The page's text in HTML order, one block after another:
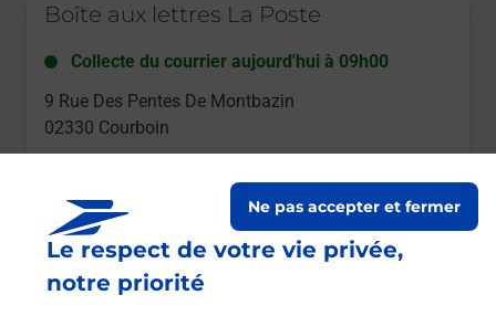
Le respect de votre vie privée,
notre priorité
Ne pas accepter et fermer
Boîte aux lettres La Poste
Collecte du courrier aujourd'hui à 09h00
9 Rue Des Pentes De Montbazin
02330 Courboin
Boîte aux lettres La Poste
Le lien s'ouvre dans un nouvel onglet